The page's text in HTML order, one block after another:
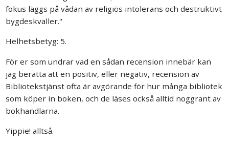
fokus läggs på vådan av religiös intolerans och destruktivt
bygdeskvaller."
Helhetsbetyg: 5.
För er som undrar vad en sådan recension innebär kan
jag berätta att en positiv, eller negativ, recension av
Bibliotekstjänst ofta är avgörande för hur många bibliotek
som köper in boken, och de läses också alltid noggrant av
bokhandlarna.
Yippie! alltså.